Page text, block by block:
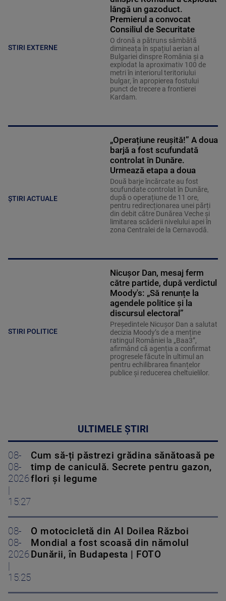
STIRI EXTERNE
lângă un gazoduct.
Premierul a convocat
Consiliul de Securitate
O dronă a pătruns sâmbătă
dimineața în spațiul aerian al
Bulgariei dinspre România și a
explodat la aproximativ 100 de
metri în interiorul teritoriului
bulgar, în apropierea fostului
punct de trecere a frontierei
Kardam.
ȘTIRI ACTUALE
„Operațiune reușită!” A doua
barjă a fost scufundată
controlat în Dunăre.
Urmează etapa a doua
Două barje încărcate au fost
scufundate controlat în Dunăre,
după o operațiune de 11 ore,
pentru redirecționarea unei părți
din debit către Dunărea Veche și
limitarea scăderii nivelului apei în
zona Centralei de la Cernavodă.
STIRI POLITICE
Nicușor Dan, mesaj ferm
către partide, după verdictul
Moody's: „Să renunțe la
agendele politice şi la
discursul electoral”
Președintele Nicușor Dan a salutat
decizia Moody’s de a menține
ratingul României la „Baa3”,
afirmând că agenția a confirmat
progresele făcute în ultimul an
pentru echilibrarea finanțelor
publice și reducerea cheltuielilor.
ULTIMELE ȘTIRI
08-
08-
2026
15:27
Cum să-ți păstrezi grădina sănătoasă pe
timp de caniculă. Secrete pentru gazon,
flori și legume
08-
08-
2026
15:25
O motocicletă din Al Doilea Război
Mondial a fost scoasă din nămolul
Dunării, în Budapesta | FOTO